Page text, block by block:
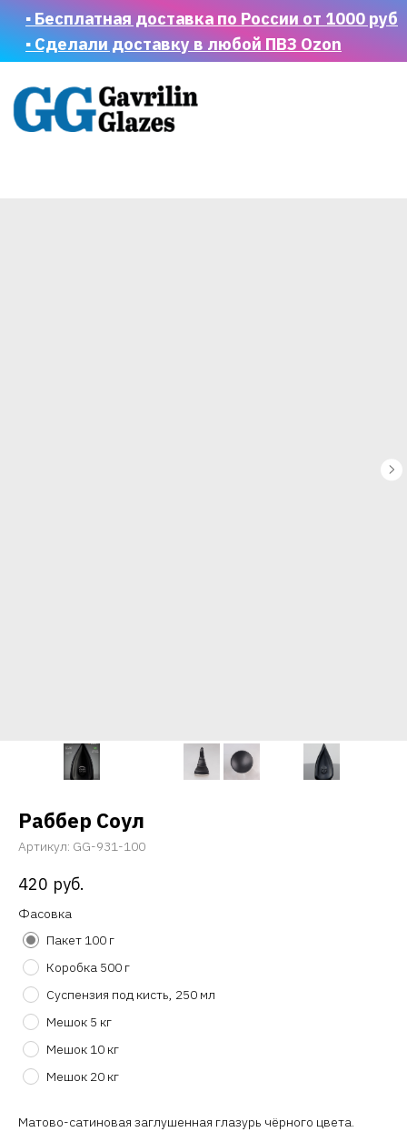
▪ Бесплатная доставка по России от 1000 руб
▪ Сделали доставку в любой ПВЗ Ozon
Раббер Соул
Артикул: GG-931-100
420 руб.
Фасовка
Пакет 100 г
Коробка 500 г
Суспензия под кисть, 250 мл
Мешок 5 кг
Мешок 10 кг
Мешок 20 кг
Матово-сатиновая заглушенная глазурь чёрного цвета.